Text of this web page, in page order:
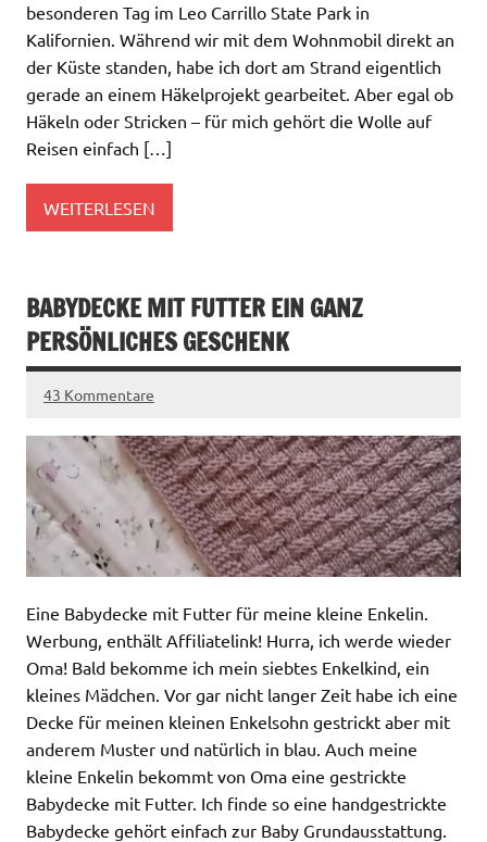
besonderen Tag im Leo Carrillo State Park in
Kalifornien. Während wir mit dem Wohnmobil direkt an
der Küste standen, habe ich dort am Strand eigentlich
gerade an einem Häkelprojekt gearbeitet. Aber egal ob
Häkeln oder Stricken – für mich gehört die Wolle auf
Reisen einfach […]
WEITERLESEN
BABYDECKE MIT FUTTER EIN GANZ
PERSÖNLICHES GESCHENK
43 Kommentare
Eine Babydecke mit Futter für meine kleine Enkelin.
Werbung, enthält Affiliatelink! Hurra, ich werde wieder
Oma! Bald bekomme ich mein siebtes Enkelkind, ein
kleines Mädchen. Vor gar nicht langer Zeit habe ich eine
Decke für meinen kleinen Enkelsohn gestrickt aber mit
anderem Muster und natürlich in blau. Auch meine
kleine Enkelin bekommt von Oma eine gestrickte
Babydecke mit Futter. Ich finde so eine handgestrickte
Babydecke gehört einfach zur Baby Grundausstattung.